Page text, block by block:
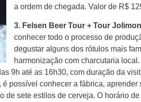
a ordem de chegada. Valor de R$
3. Felsen Beer Tour + Tour
conhecer todo o processo de
degustar alguns dos rótulos mais
harmonização com charcutaria
9h até as 16h30, com duração da
é possível conhecer a fábrica,
de sete estilos de cerveja. O horário